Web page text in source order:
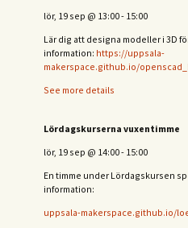
lör, 19 sep @ 13:00- 15:00
Lär dig att designa modeller i 3D
information: https://uppsala-
makerspace.github.io/
See more details
Lördagskurserna vuxentimme
lör, 19 sep @ 14:00- 15:00
En timme under Lördagskursen
information:
uppsala-makerspace.github.io/